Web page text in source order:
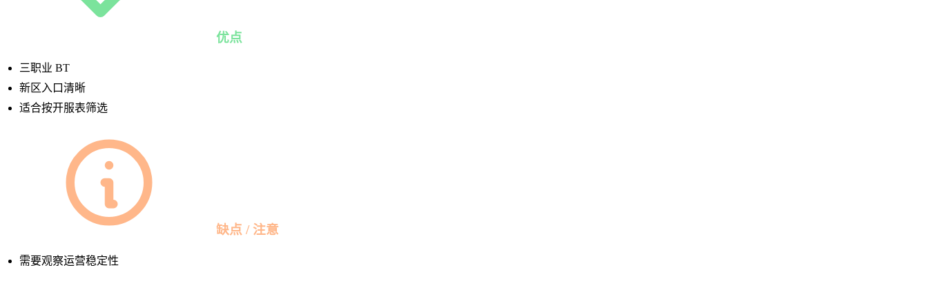
优点
三职业 BT
新区入口清晰
适合按开服表筛选
缺点 / 注意
需要观察运营稳定性